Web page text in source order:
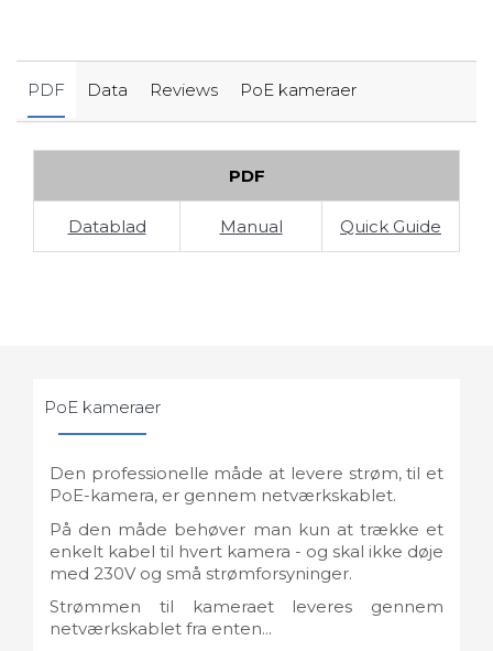
PDF Data Reviews PoE kameraer
PDF
Datablad Manual Quick Guide
PoE kameraer
Den professionelle måde at levere strøm, til et
PoE-kamera, er gennem netværkskablet.
På den måde behøver man kun at trække et
enkelt kabel til hvert kamera - og skal ikke døje
med 230V og små strømforsyninger.
Strømmen til kameraet leveres gennem
netværkskablet fra enten...